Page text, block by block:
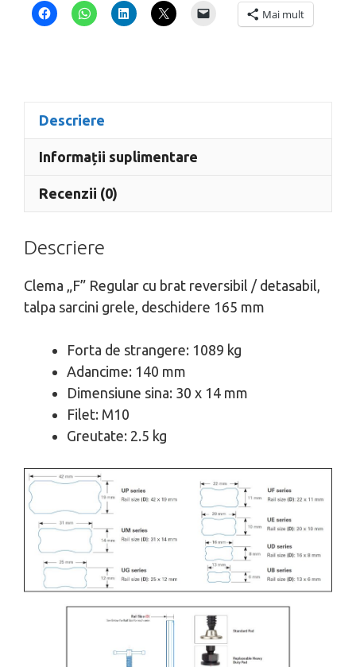
grele,
Mai mult
Descriere
Informații suplimentare
Recenzii (0)
Descriere
Clema „F” Regular cu brat reversibil / detasabil,
talpa sarcini grele, deschidere 165 mm
Forta de strangere: 1089 kg
Adancime: 140 mm
Dimensiune sina: 30 x 14 mm
Filet: M10
Greutate: 2.5 kg